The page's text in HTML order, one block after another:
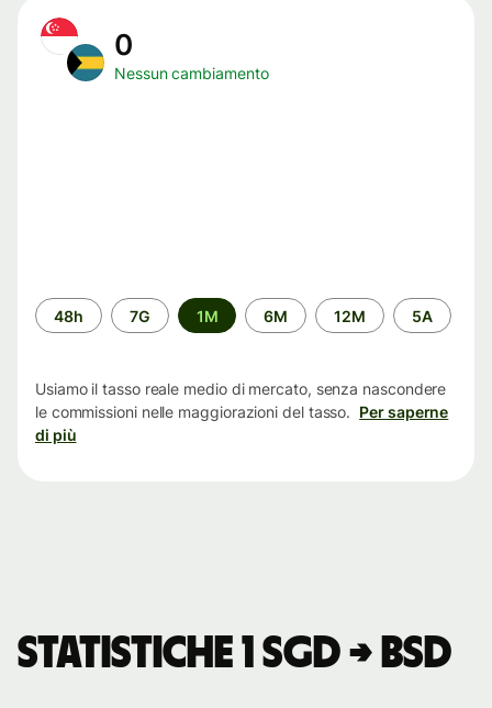
0
Nessun cambiamento
Periodo
di
48h 7G 1M 6M 12M 5A
Usiamo il tasso reale medio di mercato, senza nascondere
le commissioni nelle maggiorazioni del tasso. Per saperne
di più
Statistiche 1 SGD → BSD